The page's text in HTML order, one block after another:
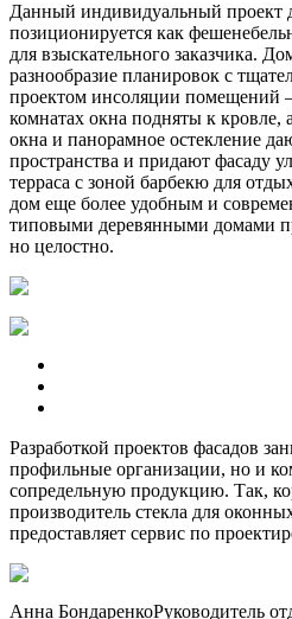
Данный индивидуальный проект
позиционируется как
для взыскательного заказчика.
разнообразие планировок с
проектом инсоляции помещений
комнатах окна подняты к кровле,
окна и панорамное остекление
пространства и придают фасаду
терраса с зоной барбекю для
дом еще более удобным и
типовыми деревянными домами
но целостно.
Разработкой проектов фасадов
профильные организации, но и
сопредельную продукцию. Так,
производитель стекла для
предоставляет сервис по
Анна БондаренкоРуководитель